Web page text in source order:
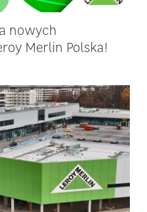
nowych
Merlin Polska!